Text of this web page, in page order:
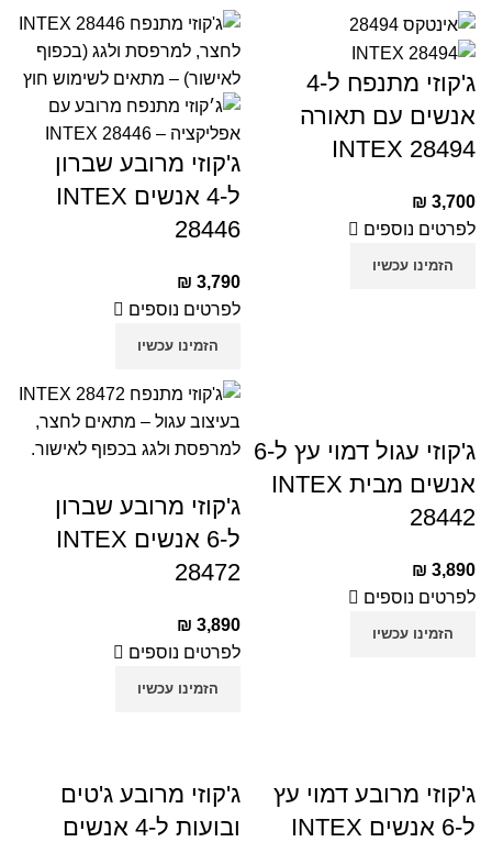
ג'קוזי מתנפח ל-4
אנשים עם תאורה
INTEX 28494
₪ 3,700
לפרטים נוספים
הזמינו עכשיו
ג'קוזי מרובע שברון
ל-4 אנשים INTEX
28446
₪ 3,790
לפרטים נוספים
הזמינו עכשיו
ג'קוזי עגול דמוי עץ ל-6
אנשים מבית INTEX
28442
₪ 3,890
לפרטים נוספים
הזמינו עכשיו
ג'קוזי מרובע שברון
ל-6 אנשים INTEX
28472
₪ 3,890
לפרטים נוספים
הזמינו עכשיו
ג'קוזי מרובע דמוי עץ
ל-6 אנשים INTEX
ג'קוזי מרובע ג'טים
ובועות ל-4 אנשים